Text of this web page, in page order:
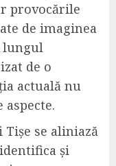
provocările
de imaginea
lungul
de o
actuală nu
aspecte.
se aliniază
și